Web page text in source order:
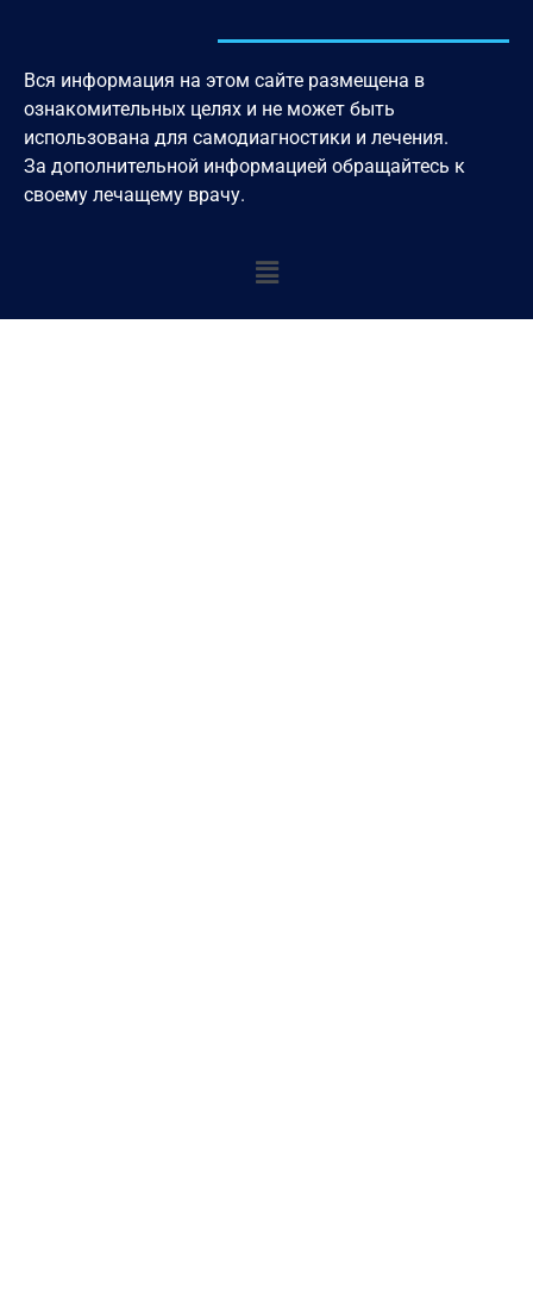
Вся информация на этом сайте размещена в
ознакомительных целях и не может быть
использована для самодиагностики и лечения.
За дополнительной информацией обращайтесь к
своему лечащему врачу.